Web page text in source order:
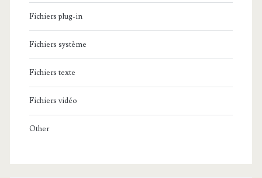
Fichiers plug-in
Fichiers système
Fichiers texte
Fichiers vidéo
Other